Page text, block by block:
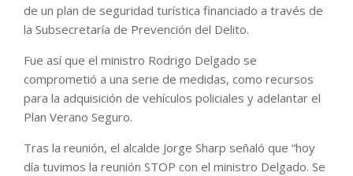
de un plan de seguridad turística financiado a través de
la Subsecretaría de Prevención del Delito.
Fue así que el ministro Rodrigo Delgado se
comprometió a una serie de medidas, como recursos
para la adquisición de vehículos policiales y adelantar el
Plan Verano Seguro.
Tras la reunión, el alcalde Jorge Sharp señaló que “hoy
día tuvimos la reunión STOP con el ministro Delgado. Se